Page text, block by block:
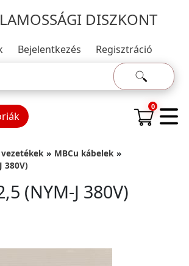
DISZKONT
Bejelentkezés Regisztráció
0
MBCu kábelek
380V)
(NYM-J 380V)